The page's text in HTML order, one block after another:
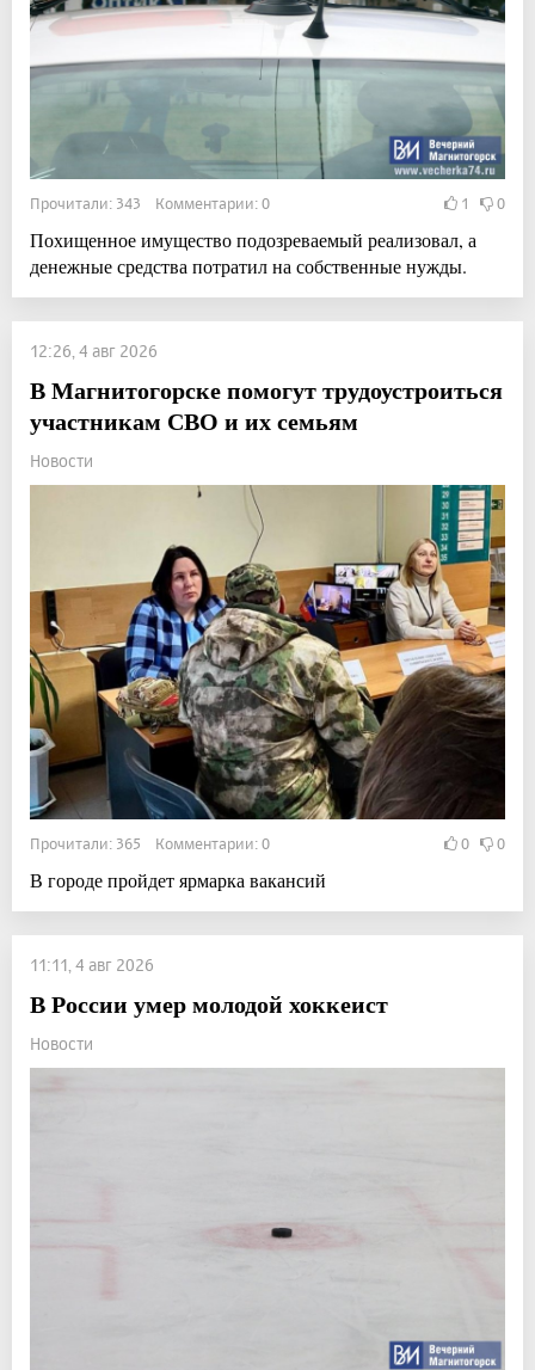
Прочитали: 343 Комментарии: 0 1 0
Похищенное имущество подозреваемый реализовал, а
денежные средства потратил на собственные нужды.
12:26, 4 авг 2026
В Магнитогорске помогут трудоустроиться
участникам СВО и их семьям
Новости
Прочитали: 365 Комментарии: 0 0 0
В городе пройдет ярмарка вакансий
11:11, 4 авг 2026
В России умер молодой хоккеист
Новости